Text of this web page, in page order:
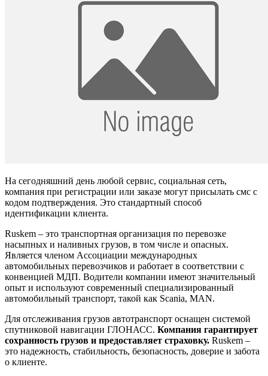
На сегодняшний день любой сервис, социальная сеть,
компания при регистрации или заказе могут присылать смс с
кодом подтверждения. Это стандартный способ
идентификации клиента.
Ruskem – это транспортная организация по перевозке
насыпных и наливных грузов, в том числе и опасных.
Является членом Ассоциации международных
автомобильных перевозчиков и работает в соответствии с
конвенцией МДП. Водители компании имеют значительный
опыт и используют современный специализированный
автомобильный транспорт, такой как Scania, MAN.
Для отслеживания грузов автотранспорт оснащен системой
спутниковой навигации ГЛОНАСС. Компания гарантирует
сохранность грузов и предоставляет страховку. Ruskem –
это надежность, стабильность, безопасность, доверие и забота
о клиенте.